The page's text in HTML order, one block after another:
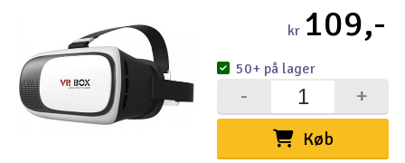
kr 109,-
Køb
+
-
50+ på lager